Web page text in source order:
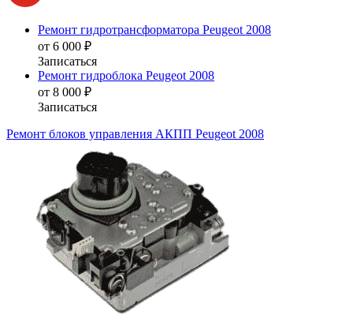
Ремонт гидротрансформатора Peugeot 2008
от 6 000 ₽
Записаться
Ремонт гидроблока Peugeot 2008
от 8 000 ₽
Записаться
Ремонт блоков управления АКПП Peugeot 2008